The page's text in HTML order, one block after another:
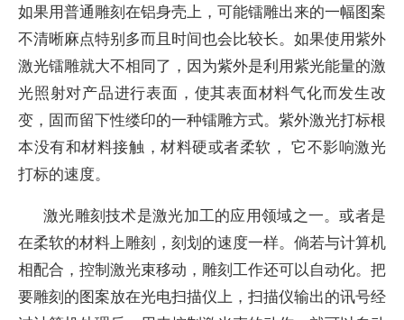
如果用普通雕刻在铝身壳上，可能镭雕出来的一幅图案
不清晰麻点特别多而且时间也会比较长。如果使用紫外
激光镭雕就大不相同了，因为紫外是利用紫光能量的激
光照射对产品进行表面，使其表面材料气化而发生改
变，固而留下性缕印的一种镭雕方式。紫外激光打标根
本没有和材料接触，材料硬或者柔软， 它不影响激光
打标的速度。
激光雕刻技术是激光加工的应用领域之一。或者是
在柔软的材料上雕刻，刻划的速度一样。倘若与计算机
相配合，控制激光束移动，雕刻工作还可以自动化。把
要雕刻的图案放在光电扫描仪上，扫描仪输出的讯号经